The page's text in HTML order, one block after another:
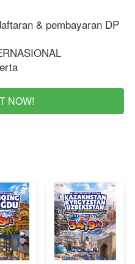
& pembayaran DP
NOW!